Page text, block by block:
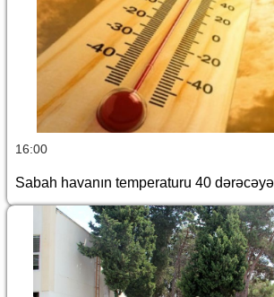
16:00
Sabah havanın temperaturu 40